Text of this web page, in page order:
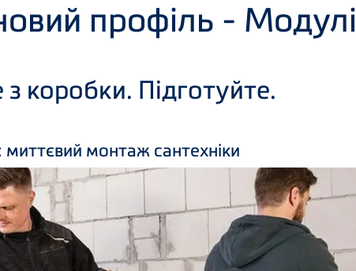
профіль - Moдулі
коробки. Підготуйте.
монтаж сантехніки